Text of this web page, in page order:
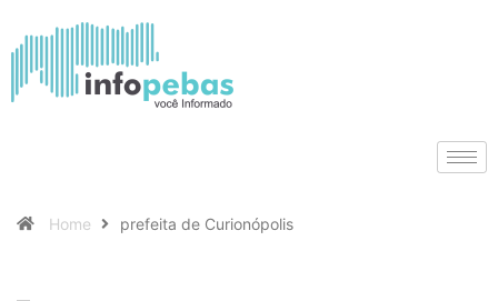
Home prefeita de Curionópolis